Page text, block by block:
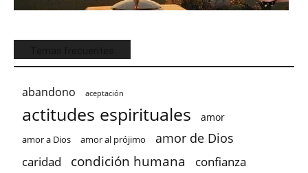
abandono aceptación
actitudes espirituales amor
amor a Dios amor al prójimo amor de Dios
caridad condición humana confianza